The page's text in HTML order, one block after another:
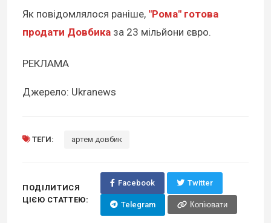
Як повідомлялося раніше, "Рома" готова
продати Довбика за 23 мільйони євро.
РЕКЛАМА
Джерело: Ukranews
ТЕГИ: артем довбик
ПОДІЛИТИСЯ
ЦІЄЮ СТАТТЕЮ:
Facebook Twitter
Telegram Копіювати